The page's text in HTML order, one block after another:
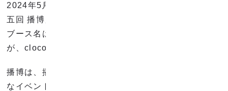
2024年5月26日(日)に兵庫県西脇市で開催される「第
五回 播博」に出店します！
ブース名は「株式会社コンドウファクトリー」です
が、clocomiの看板で出店します！
播博は、播州織に関わる多くの事業所が出店する大き
なイベントで、掘り出し物や珍しい生地・製品がたく